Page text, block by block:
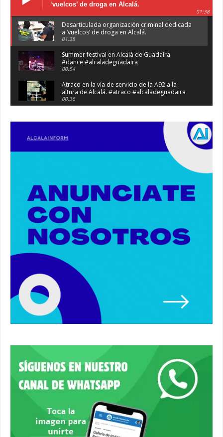
‘vuelcos’ de droga en Alcalá.
01:38
Desarticulada organización criminal dedicada
a ‘vuelcos’ de droga en Alcalá.
01:38
Summer festival en Alcalá de Guadaíra.
#dance #alcaladeguadaira
00:54
Atraco en la vía de servicio de la A92 a la
altura de Alcalá. #atraco #alcaladeguadaira
00:36
Alcalá. #policia #narcos
Primeras 191 viviendas VPO en Alcalá de
Guadaíra. #alcaladeguadaira #vivienda #vpo
Premio de Medio Ambiente para el CEIP San
Mateo. #alcaladeguadaira #premios #colegio
03:01
Paseo de caballos. #alcaladeguadaira #ferias
#caballos
Un autobús ha golpeado a otro en el recinto
ferial. #accidente #alcaladeguadaira #ferias
Primer premio de casetas 2026.
#alcaladeguadaira #ferias